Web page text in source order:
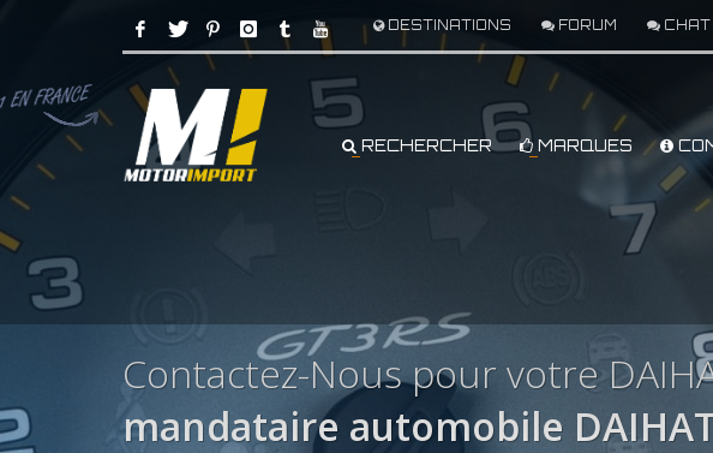
DESTINATIONS FORUM CHAT
RECHERCHER MARQUES
Contactez-Nous pour votre
mandataire automobile